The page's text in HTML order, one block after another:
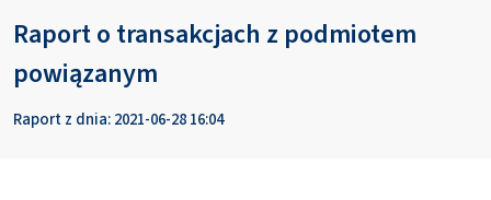
Raport o transakcjach z podmiotem
powiązanym
Raport z dnia: 2021-06-28 16:04